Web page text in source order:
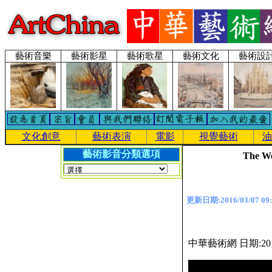
藝術音樂 藝術影星 藝術歌星 藝術文化 藝術設
文化創意 藝術表演 電影 視覺藝術
藝術影音分類選項
The
更新日期:2016/03/07
中華藝術網 日期